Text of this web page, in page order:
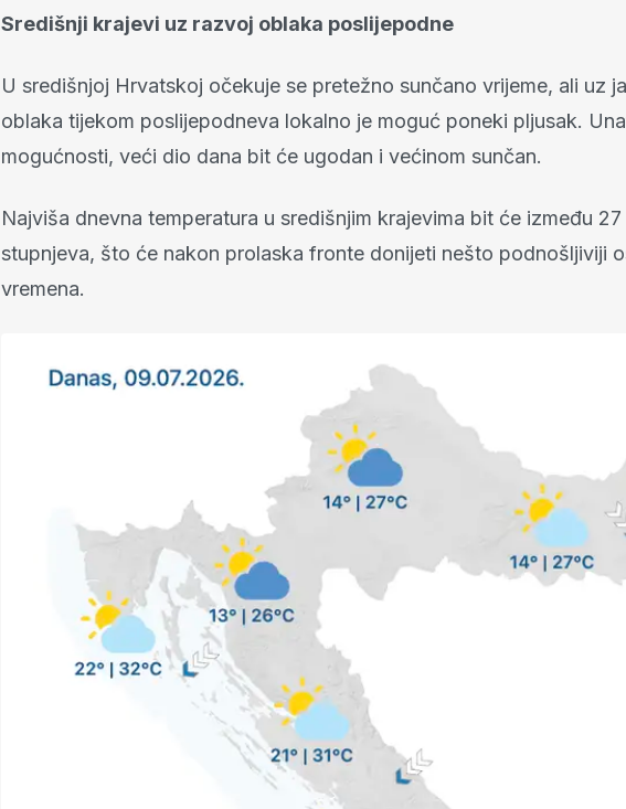
Središnji krajevi uz razvoj oblaka poslijepodne
U središnjoj Hrvatskoj očekuje se pretežno sunčano vrijeme, ali uz
oblaka tijekom poslijepodneva lokalno je moguć poneki pljusak.
mogućnosti, veći dio dana bit će ugodan i većinom sunčan.
Najviša dnevna temperatura u središnjim krajevima bit će između
stupnjeva, što će nakon prolaska fronte donijeti nešto podnošljiviji
vremena.